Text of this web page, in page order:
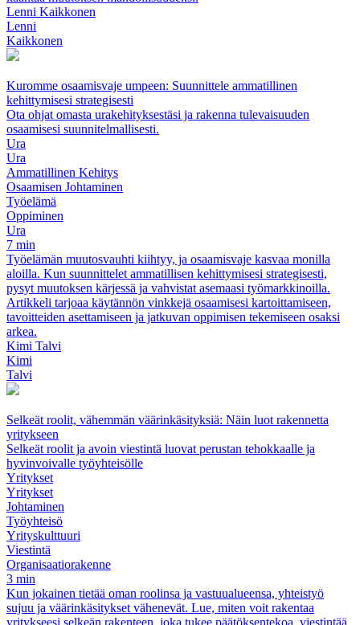
Lenni Kaikkonen
Lenni
Kaikkonen
Kuromme osaamisvaje umpeen: Suunnittele ammatillinen
kehittymisesi strategisesti
Ota ohjat omasta urakehityksestäsi ja rakenna tulevaisuuden
osaamisesi suunnitelmallisesti.
Ura
Ura
Ammatillinen Kehitys
Osaamisen Johtaminen
Työelämä
Oppiminen
Ura
7 min
Työelämän muutosvauhti kiihtyy, ja osaamisvaje kasvaa monilla
aloilla. Kun suunnittelet ammatillisen kehittymisesi strategisesti,
pysyt muutoksen kärjessä ja vahvistat asemaasi työmarkkinoilla.
Artikkeli tarjoaa käytännön vinkkejä osaamisesi kartoittamiseen,
tavoitteiden asettamiseen ja jatkuvan oppimisen tekemiseen osaksi
arkea.
Kimi Talvi
Kimi
Talvi
Selkeät roolit, vähemmän väärinkäsityksiä: Näin luot rakennetta
yritykseen
Selkeät roolit ja avoin viestintä luovat perustan tehokkaalle ja
hyvinvoivalle työyhteisölle
Yritykset
Yritykset
Johtaminen
Työyhteisö
Yrityskulttuuri
Viestintä
Organisaatiorakenne
3 min
Kun jokainen tietää oman roolinsa ja vastuualueensa, yhteistyö
sujuu ja väärinkäsitykset vähenevät. Lue, miten voit rakentaa